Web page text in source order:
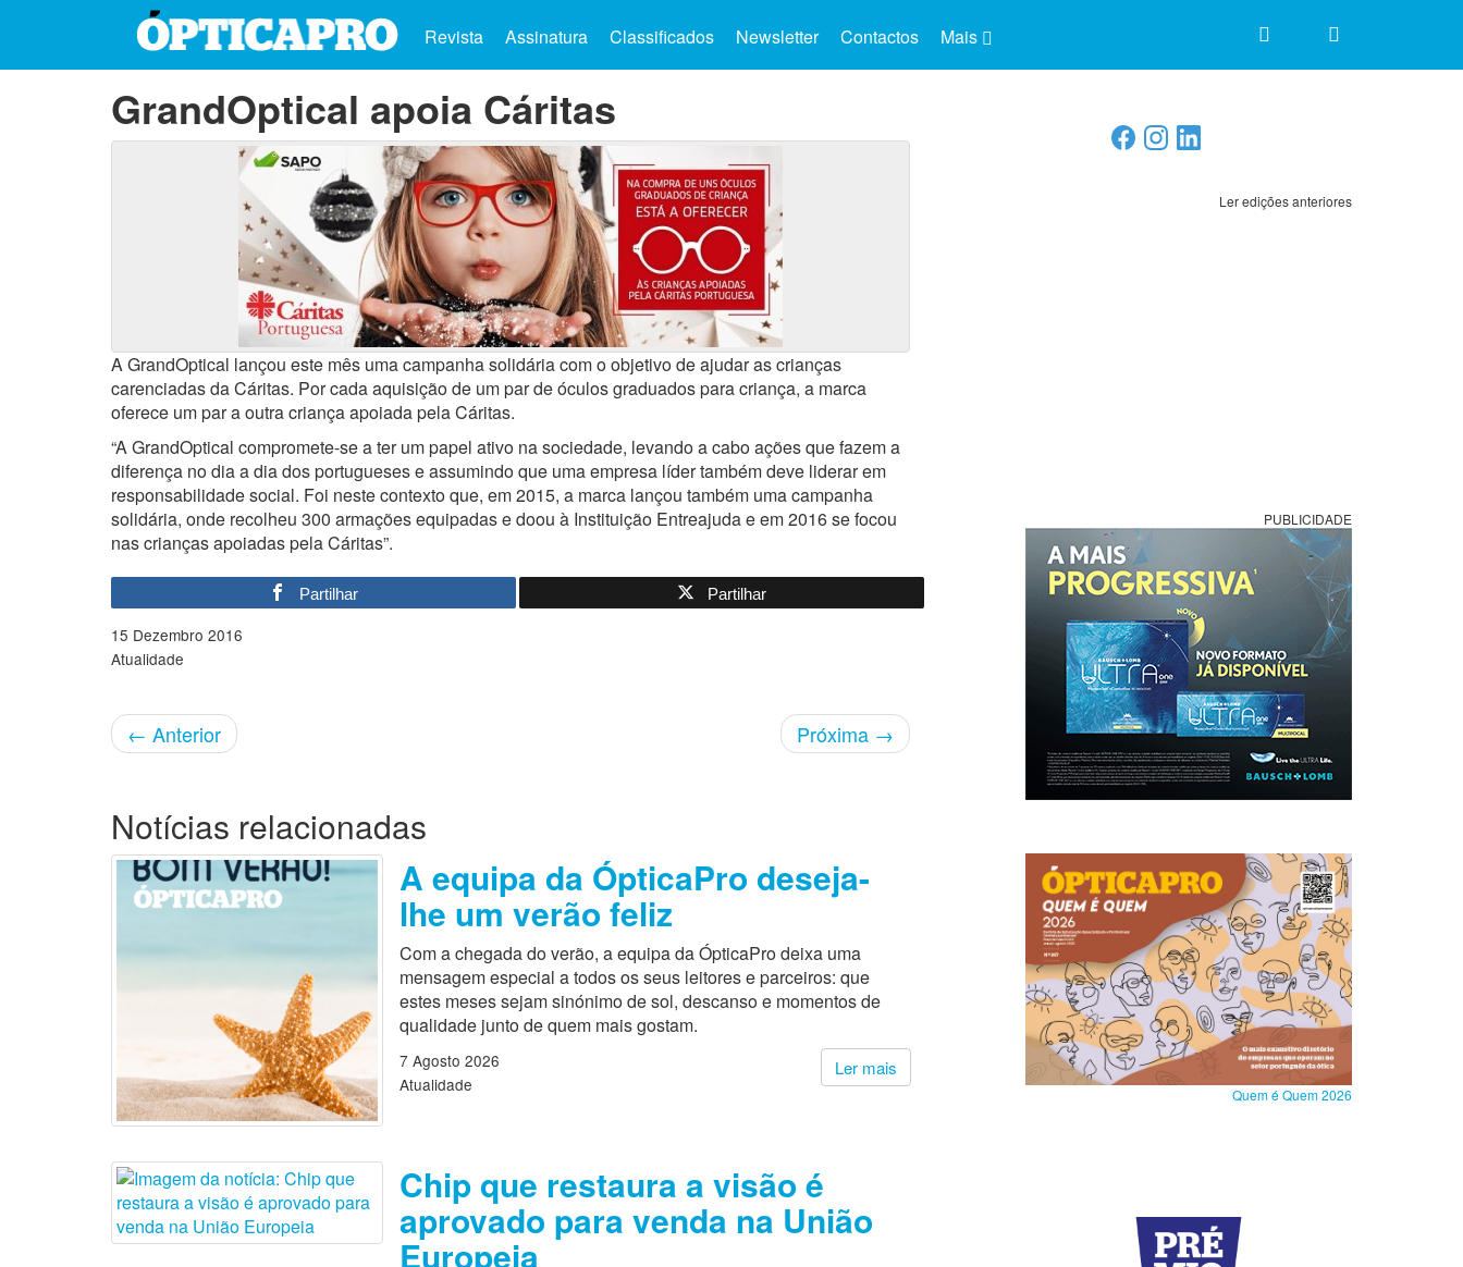
Mais
Revista Assinatura Classificados Newsletter Contactos
GrandOptical apoia Cáritas
A GrandOptical lançou este mês uma campanha solidária com o objetivo de ajudar as crianças
carenciadas da Cáritas. Por cada aquisição de um par de óculos graduados para criança, a marca
oferece um par a outra criança apoiada pela Cáritas.
“A GrandOptical compromete-se a ter um papel ativo na sociedade, levando a cabo ações que fazem a
diferença no dia a dia dos portugueses e assumindo que uma empresa líder também deve liderar em
responsabilidade social. Foi neste contexto que, em 2015, a marca lançou também uma campanha
solidária, onde recolheu 300 armações equipadas e doou à Instituição Entreajuda e em 2016 se focou
nas crianças apoiadas pela Cáritas”.
Partilhar Partilhar
15 Dezembro 2016
Atualidade
← Anterior Próxima →
Ler edições anteriores
PUBLICIDADE
Quem é Quem 2026
Notícias relacionadas
A equipa da ÓpticaPro deseja-
lhe um verão feliz
Com a chegada do verão, a equipa da ÓpticaPro deixa uma
mensagem especial a todos os seus leitores e parceiros: que
estes meses sejam sinónimo de sol, descanso e momentos de
qualidade junto de quem mais gostam.
Ler mais
7 Agosto 2026
Atualidade
Chip que restaura a visão é
aprovado para venda na União
Europeia